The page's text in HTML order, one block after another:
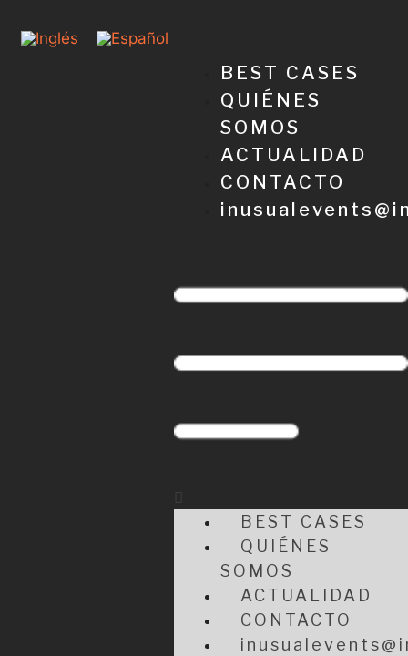
BEST CASES
QUIÉNES
SOMOS
ACTUALIDAD
CONTACTO
BEST CASES
QUIÉNES
SOMOS
ACTUALIDAD
CONTACTO